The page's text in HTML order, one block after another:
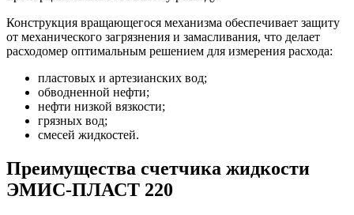
Конструкция вращающегося механизма обеспечивает защиту
от механического загрязнения и замасливания, что делает
расходомер оптимальным решением для измерения расхода:
пластовых и артезианских вод;
обводненной нефти;
нефти низкой вязкости;
грязных вод;
смесей жидкостей.
Преимущества счетчика жидкости
ЭМИС-ПЛАСТ 220